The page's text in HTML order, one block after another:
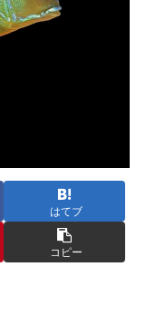
はてブ
コピー